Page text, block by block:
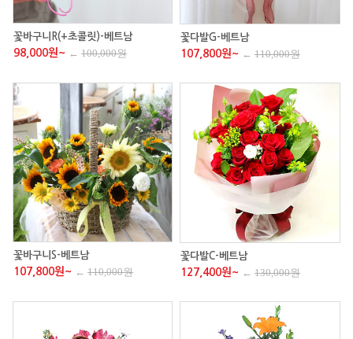
꽃바구니R(+초콜릿)-베트남
98,000원~ ← 100,000원
꽃다발G-베트남
107,800원~ ← 110,000원
꽃바구니S-베트남
107,800원~ ← 110,000원
꽃다발C-베트남
127,400원~ ← 130,000원